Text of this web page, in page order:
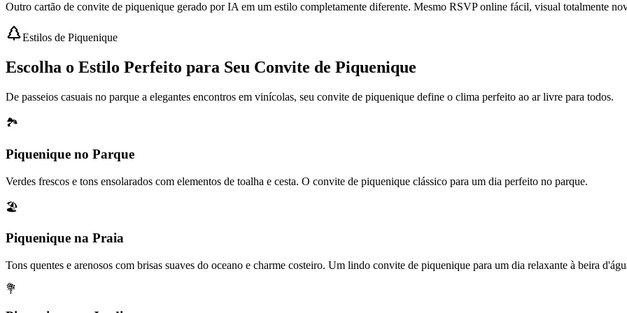
Outro cartão de convite de piquenique gerado por IA em um estilo completamente diferente. Mesmo RSVP online fácil, visual totalmente
Estilos de Piquenique
Escolha o Estilo Perfeito para Seu Convite de Piquenique
De passeios casuais no parque a elegantes encontros em vinícolas, seu convite de piquenique define o clima perfeito ao ar livre para todos.
🏞️
Piquenique no Parque
Verdes frescos e tons ensolarados com elementos de toalha e cesta. O convite de piquenique clássico para um dia perfeito no parque.
🏖️
Piquenique na Praia
Tons quentes e arenosos com brisas suaves do oceano e charme costeiro. Um lindo convite de piquenique para um dia relaxante à beira
💐